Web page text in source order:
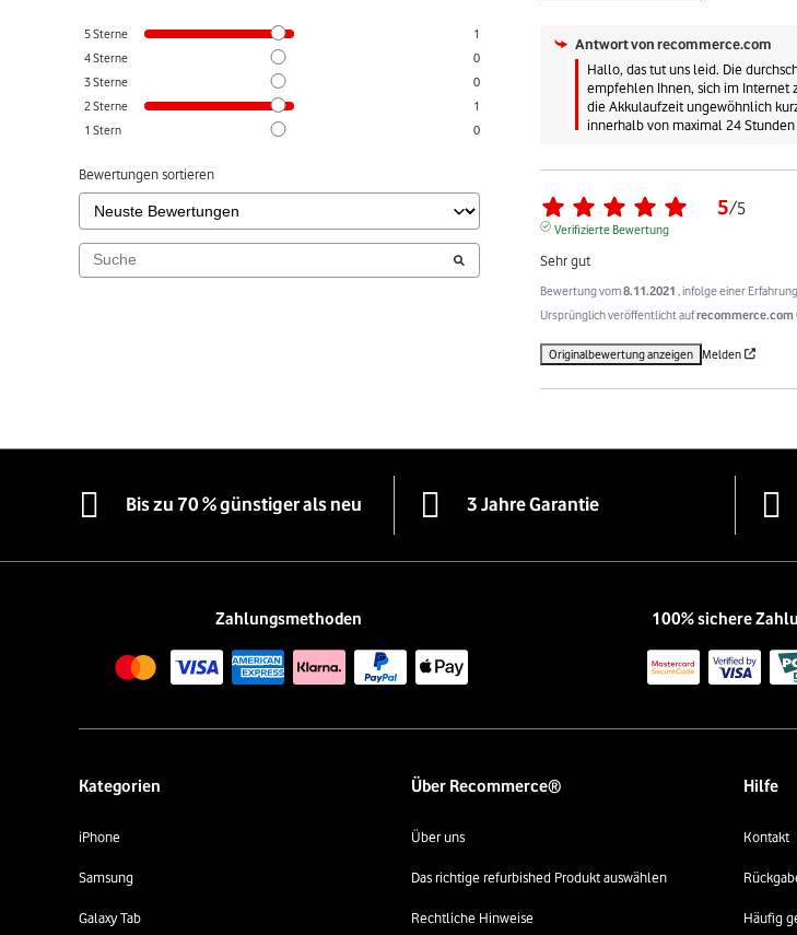
5Sterne
1
4Sterne
0
3Sterne
0
2Sterne
1
1 Stern 0
Bewertungen sortieren
Antwort vonrecommerce.com
Hallo, das tut uns leid. Die
empfehlen Ihnen, sich im Internet
die Akkulaufzeit ungewöhnlich
innerhalb von maximal 24
5/5
Verifizierte Bewertung
Sehr gut
Bewertung vom8.11.2021 , infolge einer
Ursprünglich veröffentlicht aufrecommerce.com
Originalbewertung anzeigen Melden
Bis zu 70 % günstiger als neu 3 Jahre Garantie
Zahlungsmethoden 100% sichere
Kategorien
iPhone
Samsung
Galaxy Tab
Über Recommerce®
Über uns
Das richtige refurbished Produkt auswählen
Rechtliche Hinweise
Hilfe
Kontakt
Häufig